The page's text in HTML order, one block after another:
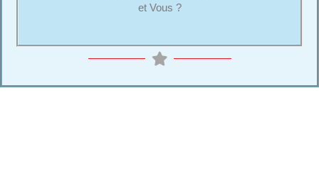
et Vous ?